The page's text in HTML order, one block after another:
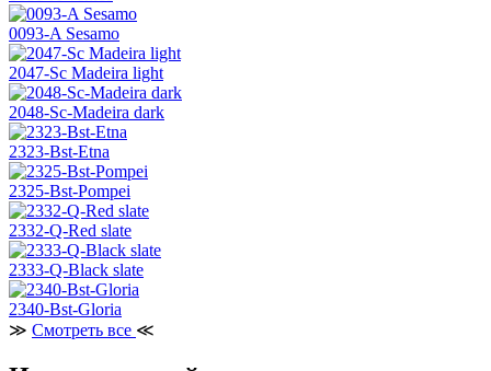
0093-A Sesamo
2047-Sc Madeira light
2048-Sc-Madeira dark
2323-Bst-Etna
2325-Bst-Pompei
2332-Q-Red slate
2333-Q-Black slate
2340-Bst-Gloria
≫ Смотреть все ≪